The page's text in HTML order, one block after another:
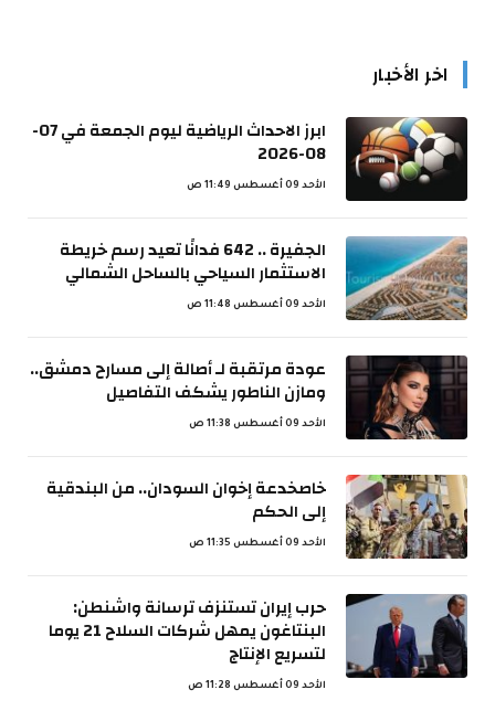
اخر الأخبار
ابرز الاحداث الرياضية ليوم الجمعة في 07-
08-2026
الأحد 09 أغسطس 11:49 ص
الجفيرة .. 642 فدانًا تعيد رسم خريطة
الاستثمار السياحي بالساحل الشمالي
الأحد 09 أغسطس 11:48 ص
عودة مرتقبة لـ أصالة إلى مسارح دمشق..
ومازن الناطور يشكف التفاصيل
الأحد 09 أغسطس 11:38 ص
خاصخدعة إخوان السودان.. من البندقية
إلى الحكم
الأحد 09 أغسطس 11:35 ص
حرب إيران تستنزف ترسانة واشنطن:
البنتاغون يمهل شركات السلاح 21 يوما
لتسريع الإنتاج
الأحد 09 أغسطس 11:28 ص